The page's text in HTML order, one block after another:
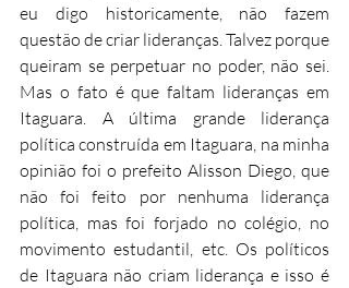
eu digo historicamente, não fazem
questão de criar lideranças. Talvez porque
queiram se perpetuar no poder, não sei.
Mas o fato é que faltam lideranças em
Itaguara. A última grande liderança
política construída em Itaguara, na minha
opinião foi o prefeito Alisson Diego, que
não foi feito por nenhuma liderança
política, mas foi forjado no colégio, no
movimento estudantil, etc. Os políticos
de Itaguara não criam liderança e isso é